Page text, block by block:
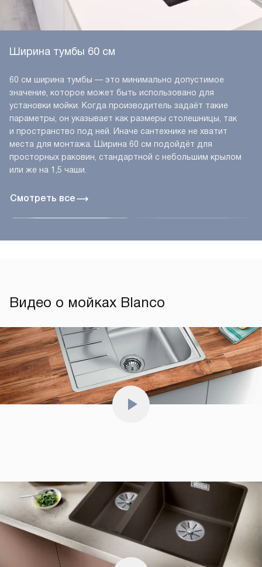
Смотреть все
Ширина тумбы 60 см
60 см ширина тумбы — это минимально допустимое
значение, которое может быть использовано для
установки мойки. Когда производитель задаёт такие
параметры, он указывает как размеры столешницы, так
и пространство под ней. Иначе сантехнике не хватит
места для монтажа. Ширина 60 см подойдёт для
просторных раковин, стандартной с небольшим крылом
или же на 1,5 чаши.
Видео о мойках Blanco